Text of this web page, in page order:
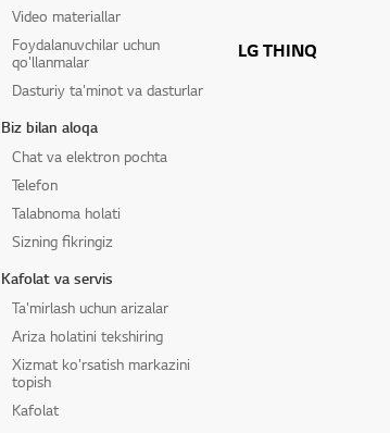
Video materiallar
Foydalanuvchilar uchun
qo'llanmalar
Dasturiy ta'minot va dasturlar
Biz bilan aloqa
Chat va elektron pochta
Telefon
Talabnoma holati
Sizning fikringiz
Kafolat va servis
Ta'mirlash uchun arizalar
Ariza holatini tekshiring
Xizmat ko'rsatish markazini
topish
Kafolat
LG THINQ